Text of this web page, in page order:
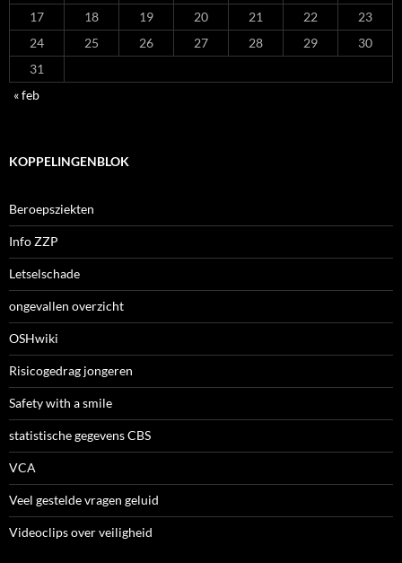
17
18 19 20 21 22
23
24
25 26 27 28 29
30
31
« feb
KOPPELINGENBLOK
Beroepsziekten
Info ZZP
Letselschade
ongevallen overzicht
OSHwiki
Risicogedrag jongeren
Safety with a smile
statistische gegevens CBS
VCA
Veel gestelde vragen geluid
Videoclips over veiligheid